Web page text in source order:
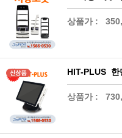
상품가 :
HIT-PLUS 한
상품가 :